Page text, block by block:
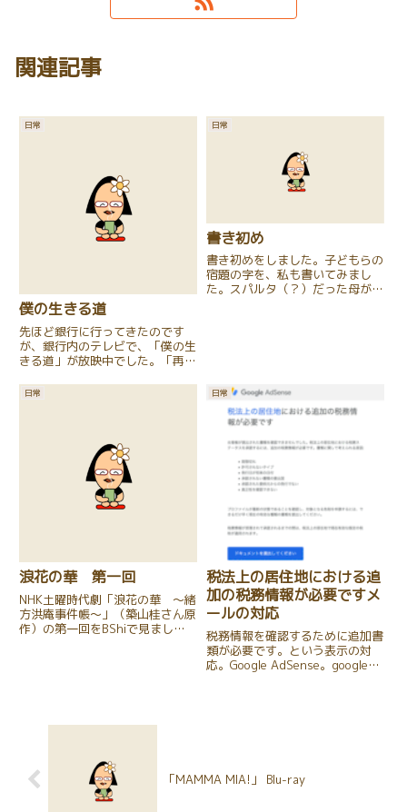
関連記事
日常
僕の生きる道
先ほど銀行に行ってきたのです
が、銀行内のテレビで、「僕の生
きる道」が放映中でした。「再放
が、今、我が家に「僕の生きる
日常
書き初め
書き初めをしました。子どもらの
宿題の字を、私も書いてみまし
た。スパルタ（？）だった母が、
日常
浪花の華 第一回
NHK土曜時代劇「浪花の華 〜緒
方洪庵事件帳〜」（築山桂さん原
作）の第一回をBShiで見ました
日常
税法上の居住地における追
加の税務情報が必要ですメ
ールの対応
税務情報を確認するために追加書
類が必要です。という表示の対
応。Google AdSense。google
「MAMMA MIA!」 Blu-ray